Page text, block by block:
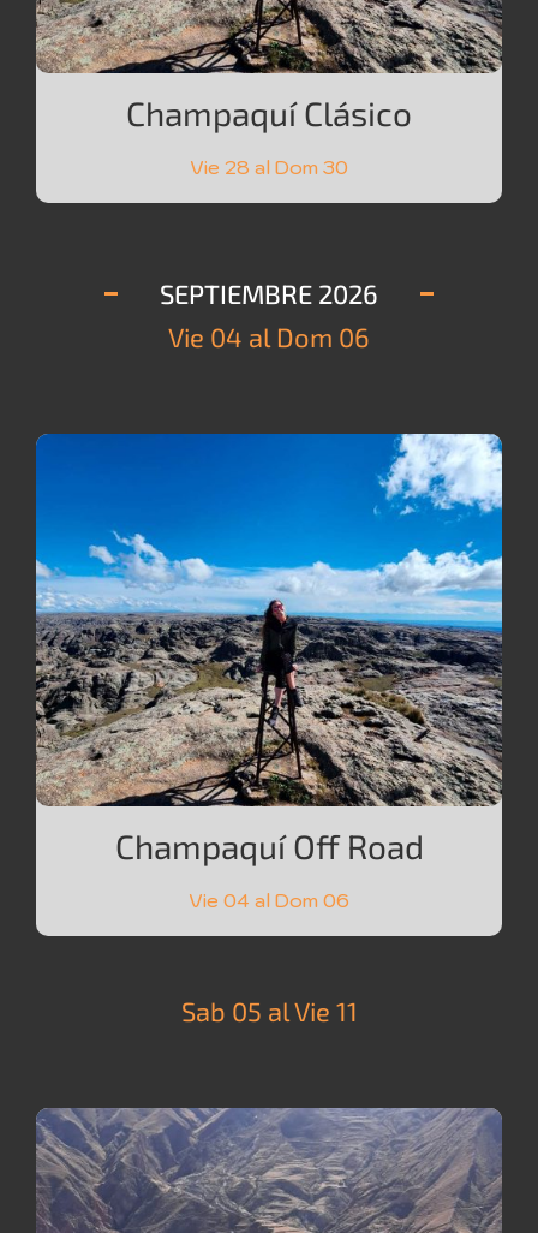
Champaquí Clásico
Vie 28 al Dom 30
SEPTIEMBRE 2026
Vie 04 al Dom 06
Champaquí Off Road
Vie 04 al Dom 06
Sab 05 al Vie 11